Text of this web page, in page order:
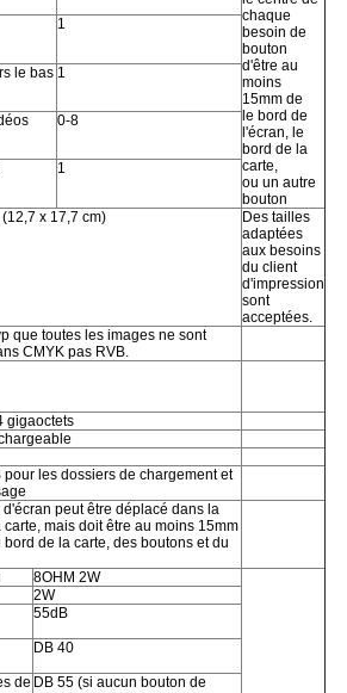
chaque
besoin de
bouton
d'être au
moins
15mm de
le bord de
l'écran, le
bord de la
carte,
ou un autre
bouton
1
le bas 1
0-8
1
x 17,7 cm)
Des tailles
adaptées
aux besoins
du client
d'impression
sont
acceptées.
que toutes les images ne sont
CMYK pas RVB.
gigaoctets
pour les dossiers de chargement et
d'écran peut être déplacé dans la
carte, mais doit être au moins 15mm
de la carte, des boutons et du
8OHM 2W
2W
55dB
DB 40
de DB 55 (si aucun bouton de